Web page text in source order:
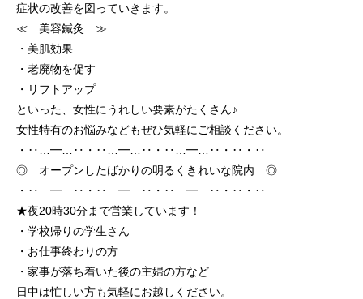
症状の改善を図っていきます。
≪ 美容鍼灸 ≫
・美肌効果
・老廃物を促す
・リフトアップ
といった、女性にうれしい要素がたくさん♪
女性特有のお悩みなどもぜひ気軽にご相談ください。
・‥…━…‥・‥…━…‥・‥…━…‥・‥・‥
◎ オープンしたばかりの明るくきれいな院内 ◎
・‥…━…‥・‥…━…‥・‥…━…‥・‥・‥
★夜20時30分まで営業しています！
・学校帰りの学生さん
・お仕事終わりの方
・家事が落ち着いた後の主婦の方など
日中は忙しい方も気軽にお越しください。